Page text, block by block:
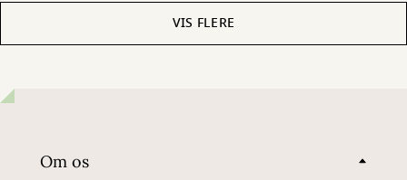
VIS FLERE
Om os